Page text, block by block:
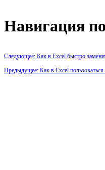
Навигация
Следующее: Как в Excel быстро
Предыдущее: Как в Excel